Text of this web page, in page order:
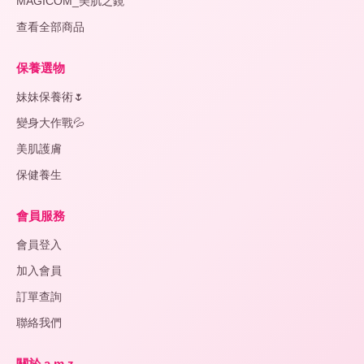
查看全部商品
保養選物
妹妹保養術🌷
變身大作戰💦
美肌護膚
保健養生
會員服務
會員登入
加入會員
訂單查詢
聯絡我們